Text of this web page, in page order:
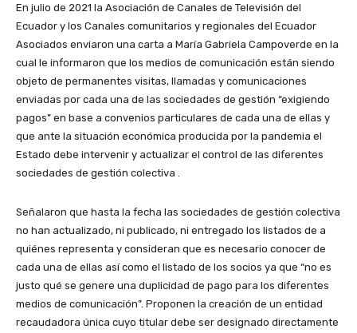
En julio de 2021 la Asociación de Canales de Televisión del
Ecuador y los Canales comunitarios y regionales del Ecuador
Asociados enviaron una carta a María Gabriela Campoverde en la
cual le informaron que los medios de comunicación están siendo
objeto de permanentes visitas, llamadas y comunicaciones
enviadas por cada una de las sociedades de gestión “exigiendo
pagos” en base a convenios particulares de cada una de ellas y
que ante la situación económica producida por la pandemia el
Estado debe intervenir y actualizar el control de las diferentes
sociedades de gestión colectiva .
Señalaron que hasta la fecha las sociedades de gestión colectiva
no han actualizado, ni publicado, ni entregado los listados de a
quiénes representa y consideran que es necesario conocer de
cada una de ellas así como el listado de los socios ya que “no es
justo qué se genere una duplicidad de pago para los diferentes
medios de comunicación”. Proponen la creación de un entidad
recaudadora única cuyo titular debe ser designado directamente